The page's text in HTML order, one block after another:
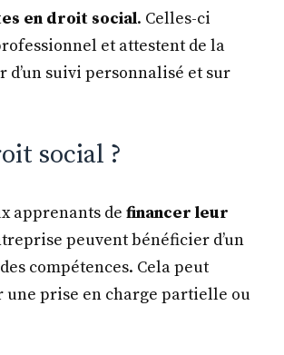
en droit social. Celles-ci
et attestent de la
suivi personnalisé et sur
social ?
apprenants de financer leur
peuvent bénéficier d’un
compétences. Cela peut
une prise en charge partielle ou